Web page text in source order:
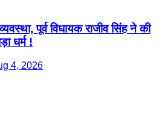
पूर्व विधायक राजीव सिंह ने की
धर्म !
4, 2026